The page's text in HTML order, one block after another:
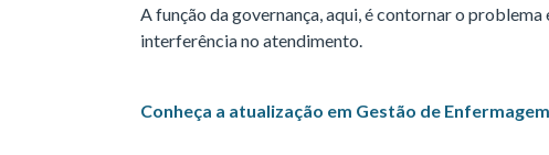
A função da governança, aqui, é contornar o problema
interferência no atendimento.
Conheça a atualização em Gestão de